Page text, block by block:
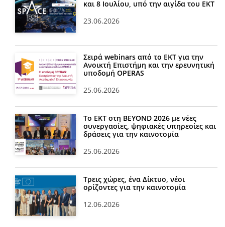
και 8 Ιουλίου, υπό την αιγίδα του ΕΚΤ
23.06.2026
Σειρά webinars από το ΕΚΤ για την
Ανοικτή Επιστήμη και την ερευνητική
υποδομή OPERAS
25.06.2026
Το ΕΚΤ στη BEYOND 2026 με νέες
συνεργασίες, ψηφιακές υπηρεσίες και
δράσεις για την καινοτομία
25.06.2026
Τρεις χώρες, ένα Δίκτυο, νέοι
ορίζοντες για την καινοτομία
12.06.2026